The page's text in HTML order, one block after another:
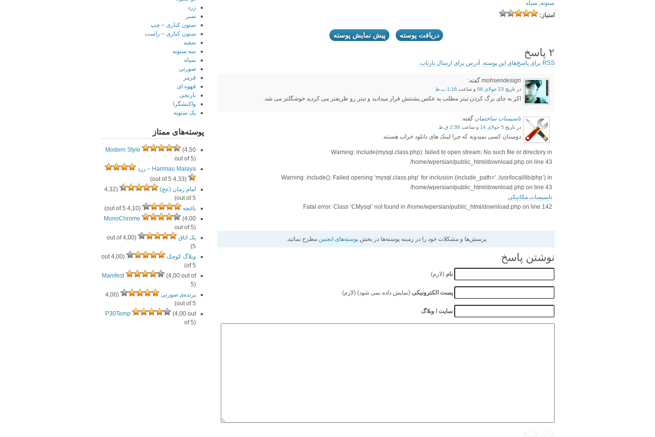
ستونه, سیاه
امتياز:
دريافت پوسته پيش نمايش پوسته
۲ پاسخ
RSS برای پاسخ‌های این پوسته. آدرس برای ارسال بازتاب.
mohsendesign گفته:
در تاریخ 23 جولای 08 و ساعت 1:16 ب.ظ
اکر به جای بزگ کردن تیتر مطلب یه عکس پشتتش قرار میدادید و تیتر رو ظریفتر می کردید خوشگلتر می شد.
تاسیسات ساختمان گفته:
در تاریخ 5 جولای 14 و ساعت 2:38 ق.ظ
دوستان کسی نمیدونه که چرا لینک های دانلود خراب هستند
Warning: include(mysql.class.php): failed to open stream: No such file or directory in
/home/wpersian/public_html/download.php on line 43
Warning: include(): Failed opening ‘mysql.class.php’ for inclusion (include_path=’.:/usr/local/lib/php’) in
/home/wpersian/public_html/download.php on line 43
تاسیسات مکانیکی
Fatal error: Class ‘CMysql’ not found in /home/wpersian/public_html/download.php on line 142
پرسش‌ها و مشکلات خود را در زمينه پوسته‌ها در بخشپوسته‌های انجمن مطرح نمائيد.
نوشتن پاسخ
نام (لازم)
پست الکترونیکی (نمایش داده نمی شود) (لازم)
سایت / وبلاگ
زرد
سبز
ستون کناری – چپ
ستون کناری – راست
سفید
سه ستونه
سیاه
صورتی
قرمز
قهوه ای
نارنجی
واکنشگرا
یک ستونه
پوسته‌های ممتاز
Modern Style
(4,50
out of 5)
Harimau Malaya – زرد
(4,33 out of 5)
امام زمان (عج)
(4,32
out of 5)
باغچه
(4,10 out of 5)
MonoChrome
(4,00
out of 5)
یک اتاق
(4,00 out of
5)
وبلاگ کوچک
(4,00 out
of 5)
Manifest
(4,00 out of
5)
پرنده‌ی صورتی
(4,00
out of 5)
P30Temp
(4,00 out
of 5)